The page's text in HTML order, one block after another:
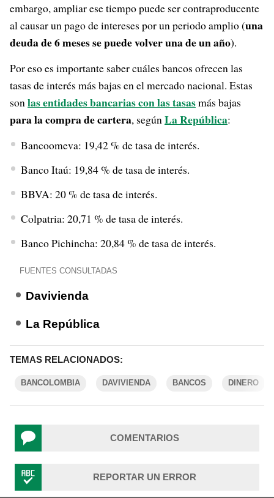
embargo, ampliar ese tiempo puede ser contraproducente
al causar un pago de intereses por un periodo amplio (una
deuda de 6 meses se puede volver una de un año).
Por eso es importante saber cuáles bancos ofrecen las
tasas de interés más bajas en el mercado nacional. Estas
sonlas entidades bancarias con las tasasmás bajas
para la compra de cartera, segúnLa República:
Bancoomeva: 19,42 % de tasa de interés.
Banco Itaú: 19,84 % de tasa de interés.
BBVA: 20 % de tasa de interés.
Colpatria: 20,71 % de tasa de interés.
Banco Pichincha: 20,84 % de tasa de interés.
FUENTES CONSULTADAS
Davivienda
La República
TEMAS RELACIONADOS:
BANCOLOMBIA DAVIVIENDA BANCOS DINERO
COMENTARIOS
REPORTAR UN ERROR